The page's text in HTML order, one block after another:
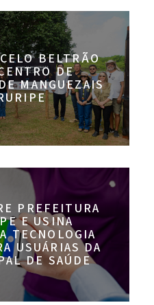
BELTRÃO
DE
MANGUEZAIS
PREFEITURA
E USINA
TECNOLOGIA
USUÁRIAS DA
DE SAÚDE